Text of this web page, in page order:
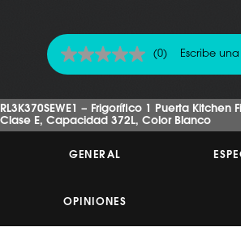
Sin
puntuación
en
la
misma
(0) Escribe
RL3K370SEWE1 – Frigorífico 1 Puerta Kitchen
Clase E, Capacidad 372L, Color Blanco
GENERAL
OPINIONES